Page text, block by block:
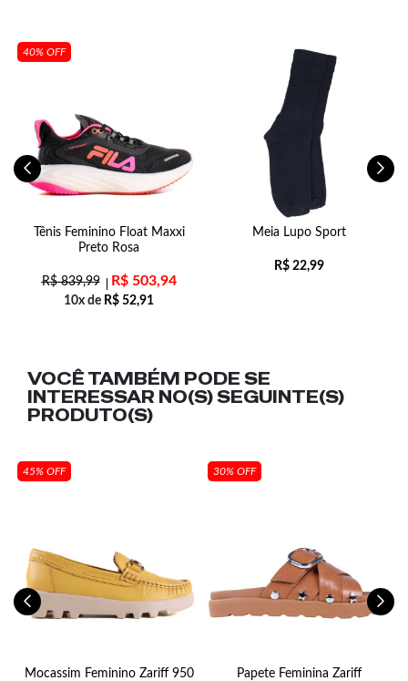
40% OFF
Tênis Feminino Float Maxxi
Preto Rosa
R$839,99 R$503,94
10x de R$ 52,91
Meia Lupo Sport
R$ 22,99
VOCÊ TAMBÉM PODE SE
INTERESSAR NO(S) SEGUINTE(S)
PRODUTO(S)
45% OFF
Mocassim Feminino Zariff 950
30% OFF
Papete Feminina Zariff